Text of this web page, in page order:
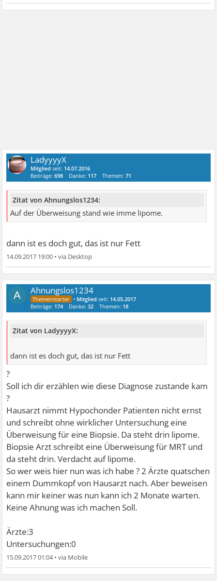
LadyyyyX
Mitglied seit: 14.07.2016
Beiträge:698 Danke: 117 Themen:71
Zitat von Ahnungslos1234:
Auf der Überweisung stand wie imme lipome.
dann ist es doch gut, das ist nur Fett
14.09.2017 19:00 •
A Ahnungslos1234
• Mitglied seit: 14.05.2017
Beiträge: 174 Danke:32 Themen: 18
Zitat von LadyyyyX:
dann ist es doch gut, das ist nur Fett
?
Soll ich dir erzählen wie diese Diagnose zustande kam
?
Hausarzt nimmt Hypochonder Patienten nicht ernst
und schreibt ohne wirklicher Untersuchung eine
Überweisung für eine Biopsie. Da steht drin lipome.
Biopsie Arzt schreibt eine Überweisung für MRT und
da steht drin. Verdacht auf lipome.
So wer weis hier nun was ich habe ? 2 Ärzte quatschen
einem Dummkopf von Hausarzt nach. Aber beweisen
kann mir keiner was nun kann ich 2 Monate warten.
Keine Ahnung was ich machen Soll.
Ärzte:3
Untersuchungen:0
15.09.2017 01:04•